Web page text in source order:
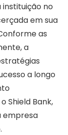
no
em sua
as
a
a longo
Shield Bank,
empresa